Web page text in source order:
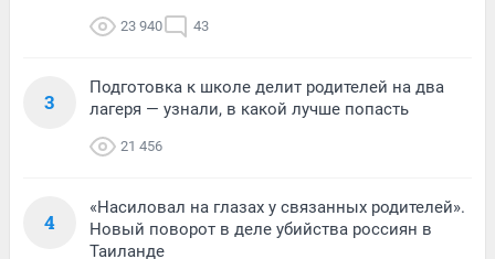
23 940 43
3
Подготовка к школе делит родителей на два
лагеря — узнали, в какой лучше попасть
21 456
4
«Насиловал на глазах у связанных родителей».
Новый поворот в деле убийства россиян в
Таиланде